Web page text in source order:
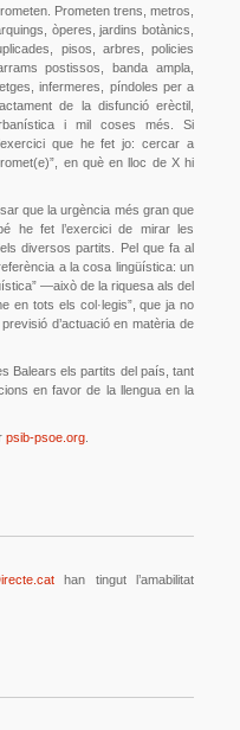
Prometen trens, metros,
òperes, jardins botànics,
pisos, arbres, policies
postissos, banda ampla,
infermeres, píndoles per a
de la disfunció erèctil,
i mil coses més. Si
que he fet jo: cercar a
en què en lloc de X hi
que la urgència més gran que
he fet l’exercici de mirar les
diversos partits. Pel que fa al
a la cosa lingüística: un
—això de la riquesa als del
en tots els col·legis”, que ja no
d’actuació en matèria de
Balears els partits del país, tant
en favor de la llengua en la
psib-psoe.org
han tingut l’amabilitat